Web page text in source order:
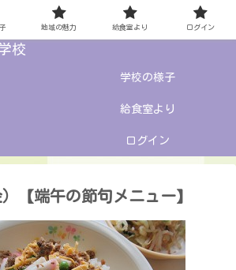
校
学校の様子
給食室より
ログイン
【端午の節句メニュー】
地域の魅力 給食室より ログイン